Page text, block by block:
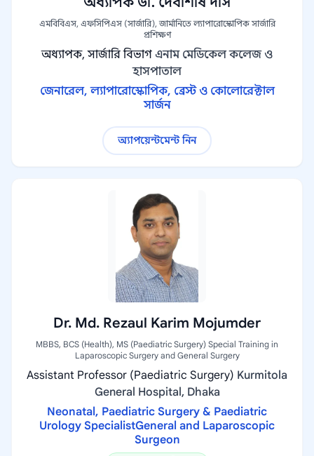
এমবিবিএস, এফসিপিএস (সার্জারি), জার্মানিতে ল্যাপারোস্কোপিক সার্জারি
প্রশিক্ষণ
অধ্যাপক, সার্জারি বিভাগ এনাম মেডিকেল কলেজ ও
হাসপাতাল
জেনারেল, ল্যাপারোস্কোপিক, ব্রেস্ট ও কোলোরেক্টাল
সার্জন
অ্যাপয়েন্টমেন্ট নিন
Dr. Md. Rezaul Karim Mojumder
MBBS, BCS (Health), MS (Paediatric Surgery) Special Training in
Laparoscopic Surgery and General Surgery
Assistant Professor (Paediatric Surgery) Kurmitola
General Hospital, Dhaka
Neonatal, Paediatric Surgery & Paediatric
Urology SpecialistGeneral and Laparoscopic
Surgeon